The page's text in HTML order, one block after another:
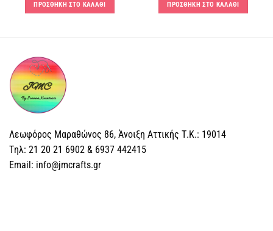
ΠΡΟΣΘΗΚΗ ΣΤΟ ΚΑΛΑΘΙ ΠΡΟΣΘΗΚΗ ΣΤΟ ΚΑΛΑΘΙ
Λεωφόρος Μαραθώνος 86, Άνοιξη Αττικής Τ.Κ.: 19014
Tηλ: 21 20 21 6902 & 6937 442415
Email: info@jmcrafts.gr